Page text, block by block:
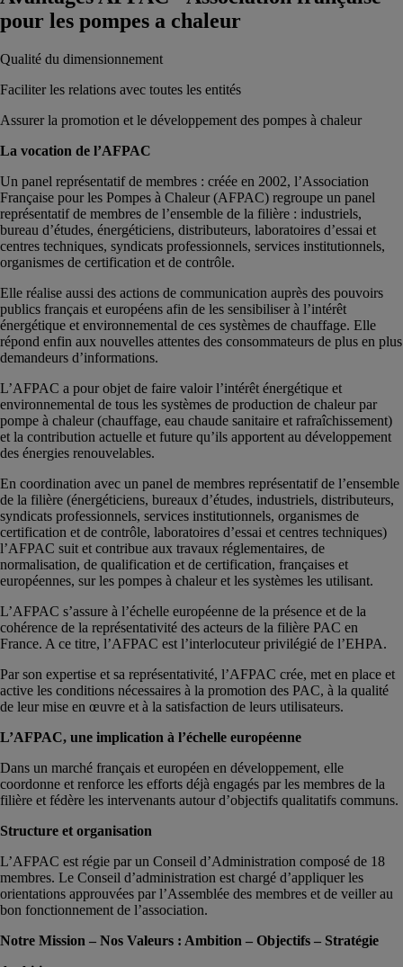
pour les pompes a chaleur
Qualité du dimensionnement
Faciliter les relations avec toutes les entités
Assurer la promotion et le développement des pompes à chaleur
La vocation de l’AFPAC
Un panel représentatif de membres : créée en 2002, l’Association
Française pour les Pompes à Chaleur (AFPAC) regroupe un panel
représentatif de membres de l’ensemble de la filière : industriels,
bureau d’études, énergéticiens, distributeurs, laboratoires d’essai et
centres techniques, syndicats professionnels, services institutionnels,
organismes de certification et de contrôle.
Elle réalise aussi des actions de communication auprès des pouvoirs
publics français et européens afin de les sensibiliser à l’intérêt
énergétique et environnemental de ces systèmes de chauffage. Elle
répond enfin aux nouvelles attentes des consommateurs de plus en plus
demandeurs d’informations.
L’AFPAC a pour objet de faire valoir l’intérêt énergétique et
environnemental de tous les systèmes de production de chaleur par
pompe à chaleur (chauffage, eau chaude sanitaire et rafraîchissement)
et la contribution actuelle et future qu’ils apportent au développement
des énergies renouvelables.
En coordination avec un panel de membres représentatif de l’ensemble
de la filière (énergéticiens, bureaux d’études, industriels, distributeurs,
syndicats professionnels, services institutionnels, organismes de
certification et de contrôle, laboratoires d’essai et centres techniques)
l’AFPAC suit et contribue aux travaux réglementaires, de
normalisation, de qualification et de certification, françaises et
européennes, sur les pompes à chaleur et les systèmes les utilisant.
L’AFPAC s’assure à l’échelle européenne de la présence et de la
cohérence de la représentativité des acteurs de la filière PAC en
France. A ce titre, l’AFPAC est l’interlocuteur privilégié de l’EHPA.
Par son expertise et sa représentativité, l’AFPAC crée, met en place et
active les conditions nécessaires à la promotion des PAC, à la qualité
de leur mise en œuvre et à la satisfaction de leurs utilisateurs.
L’AFPAC, une implication à l’échelle européenne
Dans un marché français et européen en développement, elle
coordonne et renforce les efforts déjà engagés par les membres de la
filière et fédère les intervenants autour d’objectifs qualitatifs communs.
Structure et organisation
L’AFPAC est régie par un Conseil d’Administration composé de 18
membres. Le Conseil d’administration est chargé d’appliquer les
orientations approuvées par l’Assemblée des membres et de veiller au
bon fonctionnement de l’association.
Notre Mission – Nos Valeurs : Ambition – Objectifs – Stratégie